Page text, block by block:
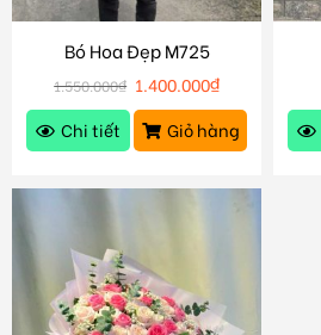
Bó Hoa Đẹp M725
1.550.000₫ 1.400.000₫
Chi tiết
Giỏ hàng